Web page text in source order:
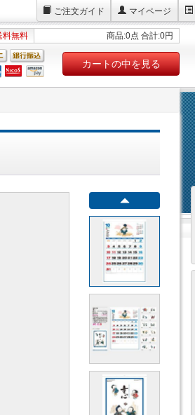
ご注文ガイド マイページ
料無料 商品:0点 合計:0円
カートの中を見る